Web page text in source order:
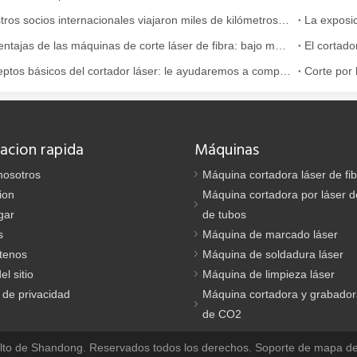
se utiliza ampliamente en la fabricación de metales. Puede
muy utilizado. Es conocido por su precisión, eficiencia y
La
rapida
sitio
privacidad
Máquinas
Máquina cortadora láser de
Máquina cortadora por láser
de tubos
Máquina de marcado láser
Máquina de soldadura láser
Máquina de limpieza láser
Máquina cortadora y
de CO2
de Shandong. Reservados todos los derechos. Soporte de mapa